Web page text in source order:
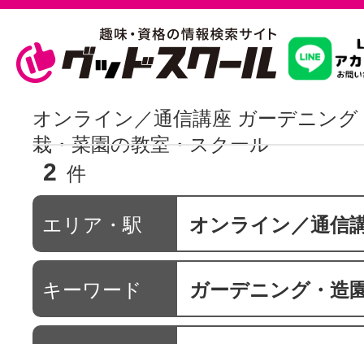
習いたいこ
駅・路線か
通信講座を
オンライン／通信講座 ガーデニング
栽・菜園の教室・スクール
2 件
エリア・駅 オンライン／通信
キーワード ガーデニング・造園・